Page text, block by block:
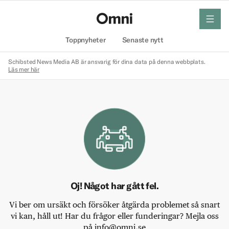
Toppnyheter Senaste nytt
meny
Schibsted News Media AB är ansvarig för dina data på denna webbplats.
Läs mer här
Oj! Något har gått fel.
Vi ber om ursäkt och försöker åtgärda problemet så snart
vi kan, håll ut! Har du frågor eller funderingar? Mejla oss